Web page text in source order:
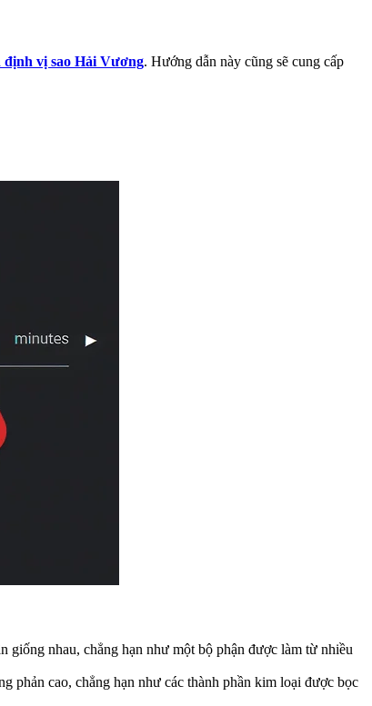
định vị sao Hải Vương. Hướng dẫn này cũng sẽ cung cấp
giống nhau, chẳng hạn như một bộ phận được làm từ nhiều
phản cao, chẳng hạn như các thành phần kim loại được bọc